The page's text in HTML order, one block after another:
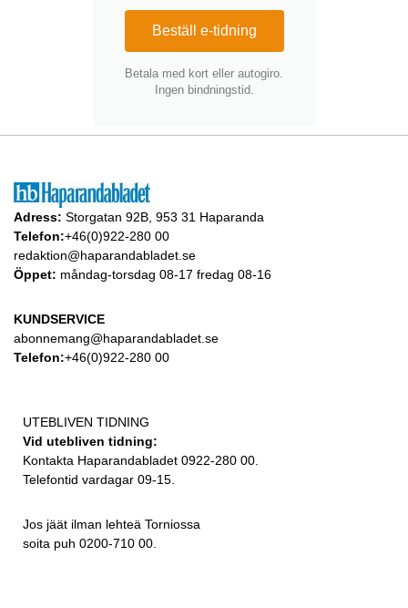
Beställ e-tidning
Betala med kort eller autogiro.
Ingen bindningstid.
Adress: Storgatan 92B, 953 31 Haparanda
Telefon:+46(0)922-280 00
redaktion@haparandabladet.se
Öppet: måndag-torsdag 08-17 fredag 08-16
KUNDSERVICE
abonnemang@haparandabladet.se
Telefon:+46(0)922-280 00
UTEBLIVEN TIDNING
Vid utebliven tidning:
Kontakta Haparandabladet 0922-280 00.
Telefontid vardagar 09-15.
Jos jäät ilman lehteä Torniossa
soita puh 0200-710 00.